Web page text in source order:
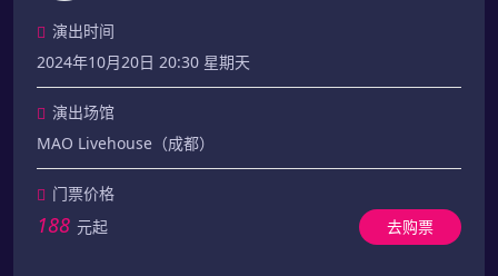
演出时间
2024年10月20日 20:30 星期天
演出场馆
MAO Livehouse（成都）
门票价格
188 元起 去购票